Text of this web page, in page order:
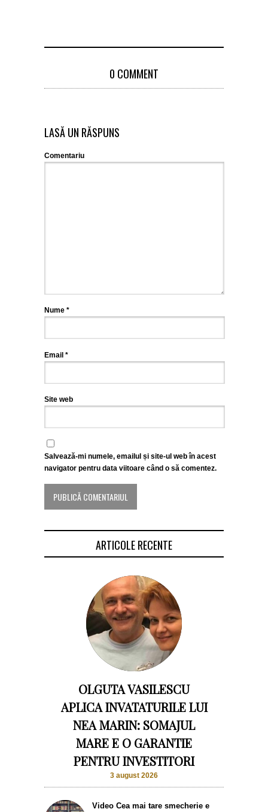
0 COMMENT
LASĂ UN RĂSPUNS
Comentariu
Nume *
Email *
Site web
Salvează-mi numele, emailul și site-ul web în acest
navigator pentru data viitoare când o să comentez.
ARTICOLE RECENTE
OLGUTA VASILESCU
APLICA INVATATURILE LUI
NEA MARIN: SOMAJUL
MARE E O GARANTIE
PENTRU INVESTITORI
3 august 2026
Video Cea mai tare smecherie e